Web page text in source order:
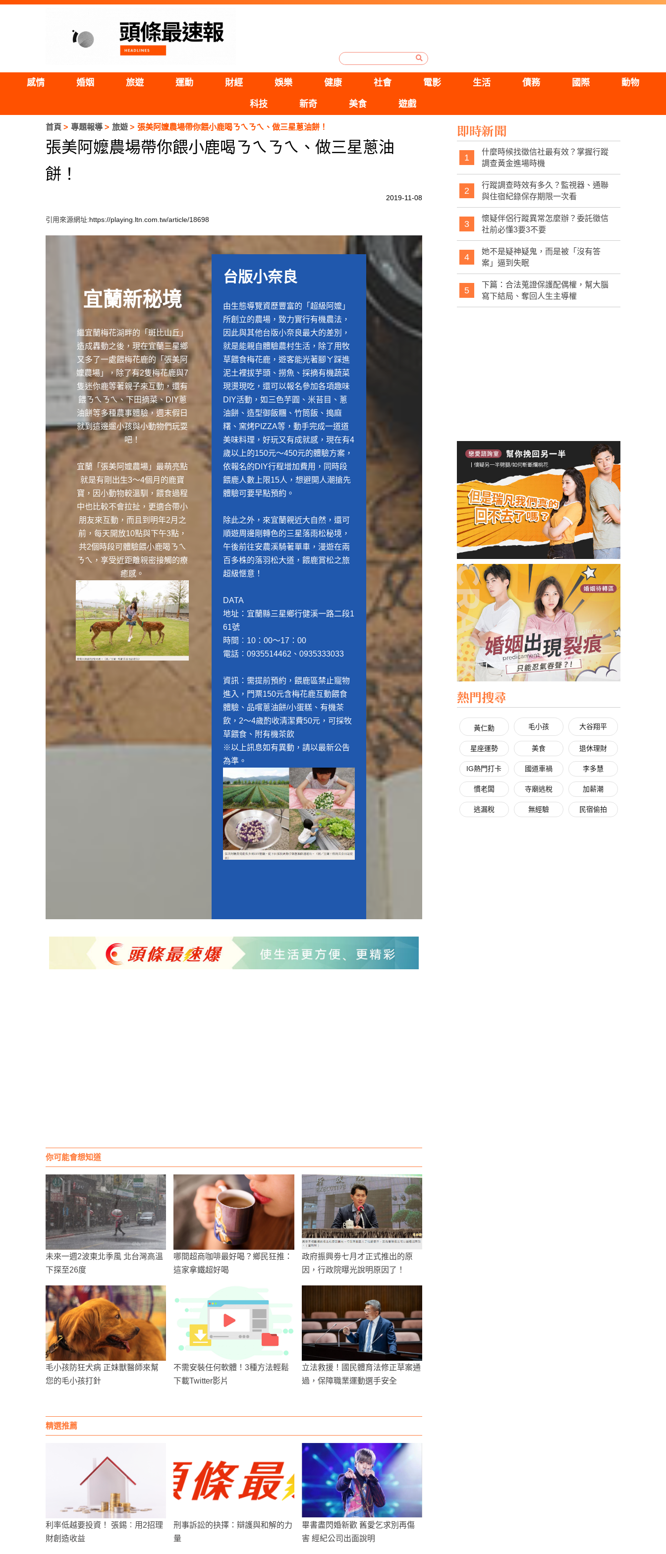
感情 婚姻 旅遊 運動 財經 娛樂 健康 社會 電影 生活 債務 國際 動物
科技 新奇 美食 遊戲
首頁 專題報導 旅遊 張美阿嬤農場帶你餵小鹿喝ㄋㄟㄋㄟ、做三星蔥油餅！
張美阿嬤農場帶你餵小鹿喝ㄋㄟㄋㄟ、做三星蔥油
餅！
2019-11-08
引用來源網址:https://playing.ltn.com.tw/article/18698
宜蘭新秘境
繼宜蘭梅花湖畔的「斑比山丘」
造成轟動之後，現在宜蘭三星鄉
又多了一處餵梅花鹿的「張美阿
嬤農場」，除了有2隻梅花鹿與7
隻迷你鹿等著親子來互動，還有
餵ㄋㄟㄋㄟ、下田摘菜、DIY蔥
油餅等多種農事體驗，週末假日
就到這邊遛小孩與小動物們玩耍
吧！
宜蘭「張美阿嬤農場」最萌亮點
就是有剛出生3～4個月的鹿寶
寶，因小動物較溫馴，餵食過程
中也比較不會拉扯，更適合帶小
朋友來互動，而且到明年2月之
前，每天開放10點與下午3點，
共2個時段可體驗餵小鹿喝ㄋㄟ
ㄋㄟ，享受近距離親密接觸的療
癒感。
台版小奈良
由生態導覽資歷豐富的「超級阿嬤」
所創立的農場，致力實行有機農法，
因此與其他台版小奈良最大的差別，
就是能親自體驗農村生活，除了用牧
草餵食梅花鹿，遊客能光著腳ㄚ踩進
泥土裡拔芋頭、撈魚、採摘有機蔬菜
現燙現吃，還可以報名參加各項趣味
DIY活動，如三色芋圓、米苔目、蔥
油餅、造型御飯糰、竹筒飯、搗麻
糬、窯烤PIZZA等，動手完成一道道
美味料理，好玩又有成就感，現在有4
歲以上的150元～450元的體驗方案，
依報名的DIY行程增加費用，同時段
餵鹿人數上限15人，想避開人潮搶先
體驗可要早點預約。
除此之外，來宜蘭親近大自然，還可
順遊周邊剛轉色的三星落雨松秘境，
午後前往安農溪騎著單車，漫遊在兩
百多株的落羽松大道，餵鹿賞松之旅
超級愜意！
DATA
地址：宜蘭縣三星鄉行健溪一路二段1
61號
時間︰10：00～17：00
電話︰0935514462、0935333033
資訊：需提前預約，餵鹿區禁止寵物
進入，門票150元含梅花鹿互動餵食
體驗、品嚐蔥油餅/小蛋糕、有機茶
飲，2～4歲酌收清潔費50元，可採牧
草餵食、附有機茶飲
※以上訊息如有異動，請以最新公告
為準。
你可能會想知道
未來一週2波東北季風 北台灣高溫
下探至26度
哪間超商咖啡最好喝？鄉民狂推：
這家拿鐵超好喝
政府振興劵七月才正式推出的原
因，行政院曝光說明原因了！
毛小孩防狂犬病 正妹獸醫師來幫
您的毛小孩打針
不需安裝任何軟體！3種方法輕鬆
下載Twitter影片
立法救援！國民體育法修正草案通
過，保障職業運動選手安全
精選推薦
利率低越要投資！ 張錫︰用2招理
財創造收益
刑事訴訟的抉擇：辯護與和解的力
量
畢書盡閃婚新歡 舊愛乞求別再傷
害 經紀公司出面說明
即時新聞
1
什麼時候找徵信社最有效？掌握行蹤
調查黃金進場時機
2
行蹤調查時效有多久？監視器、通聯
與住宿紀錄保存期限一次看
3
懷疑伴侶行蹤異常怎麼辦？委託徵信
社前必懂3要3不要
4
她不是疑神疑鬼，而是被「沒有答
案」逼到失眠
5
下篇：合法蒐證保護配偶權，幫大腦
寫下結局、奪回人生主導權
熱門搜尋
黃仁勳 毛小孩 大谷翔平
星座運勢 美食 退休理財
IG熱門打卡 國道車禍 李多慧
慣老闆 寺廟逃稅 加薪潮
逃漏稅 無經驗 民宿偷拍